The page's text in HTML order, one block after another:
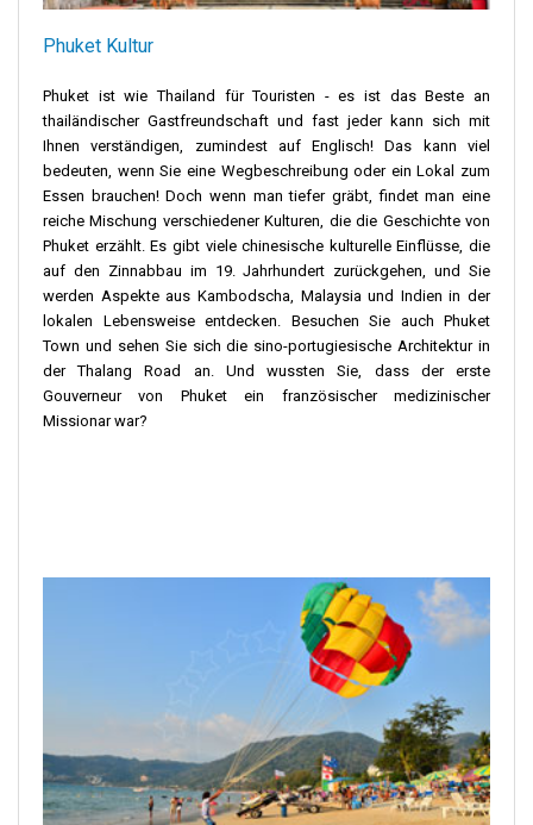
Phuket Kultur
Phuket ist wie Thailand für Touristen - es ist das Beste an
thailändischer Gastfreundschaft und fast jeder kann sich mit
Ihnen verständigen, zumindest auf Englisch! Das kann viel
bedeuten, wenn Sie eine Wegbeschreibung oder ein Lokal zum
Essen brauchen! Doch wenn man tiefer gräbt, findet man eine
reiche Mischung verschiedener Kulturen, die die Geschichte von
Phuket erzählt. Es gibt viele chinesische kulturelle Einflüsse, die
auf den Zinnabbau im 19. Jahrhundert zurückgehen, und Sie
werden Aspekte aus Kambodscha, Malaysia und Indien in der
lokalen Lebensweise entdecken. Besuchen Sie auch Phuket
Town und sehen Sie sich die sino-portugiesische Architektur in
der Thalang Road an. Und wussten Sie, dass der erste
Gouverneur von Phuket ein französischer medizinischer
Missionar war?